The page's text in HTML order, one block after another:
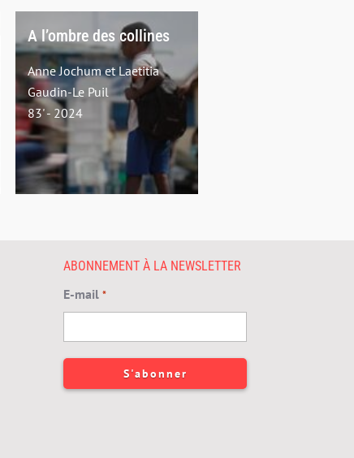
A l’ombre des collines
Anne Jochum et Laetitia
Gaudin-Le Puil
83' - 2024
ABONNEMENT À LA NEWSLETTER
E-mail *